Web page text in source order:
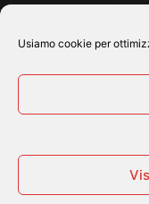
Usiamo cookie per
© 2026 Tutti i diritti